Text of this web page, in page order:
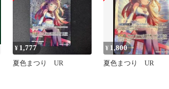
¥ 1,777
夏色まつり UR
¥ 1,800
夏色まつり UR